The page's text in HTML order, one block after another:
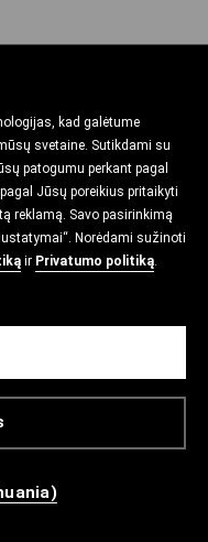
kad galėtume
svetaine. Sutikdami su
patogumu perkant pagal
Jūsų poreikius pritaikyti
reklamą. Savo pasirinkimą
Norėdami sužinoti
ir Privatumo politiką.